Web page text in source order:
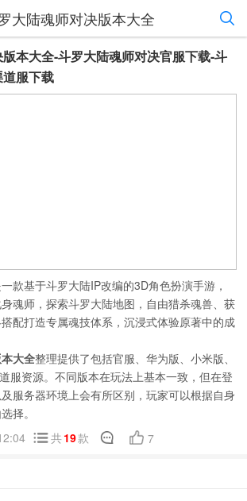
大陆魂师对决版本大全
本大全-斗罗大陆魂师对决官服下载-斗
服下载
款基于斗罗大陆IP改编的3D角色扮演手游，
魂师，探索斗罗大陆地图，自由猎杀魂兽、获
配打造专属魂技体系，沉浸式体验原著中的成
大全整理提供了包括官服、华为版、小米版、
服资源。不同版本在玩法上基本一致，但在登
服务器环境上会有所区别，玩家可以根据自身
择。
共19款 7